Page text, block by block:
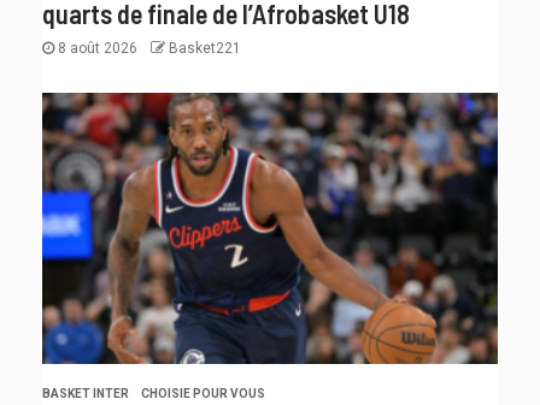
quarts de finale de l’Afrobasket U18
8 août 2026 Basket221
BASKET INTER CHOISIE POUR VOUS